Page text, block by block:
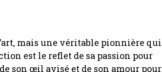
mais une véritable pionnière qui
est le reflet de sa passion pour
son œil avisé et de son amour pour